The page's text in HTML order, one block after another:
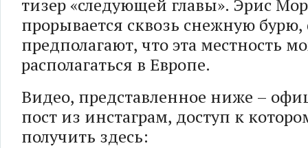
тизер «следующей главы». Эрис
прорывается сквозь снежную
предполагают, что эта местность
располагаться в Европе.
Видео, представленное ниже –
пост из инстаграм, доступ к
получить здесь: